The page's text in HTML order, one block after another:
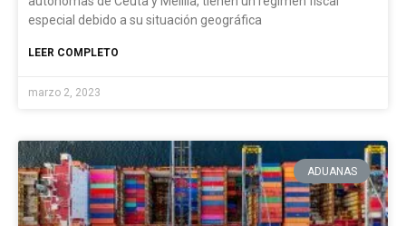
especial debido a su situación geográfica
LEER COMPLETO
marzo 2, 2023
ADUANAS